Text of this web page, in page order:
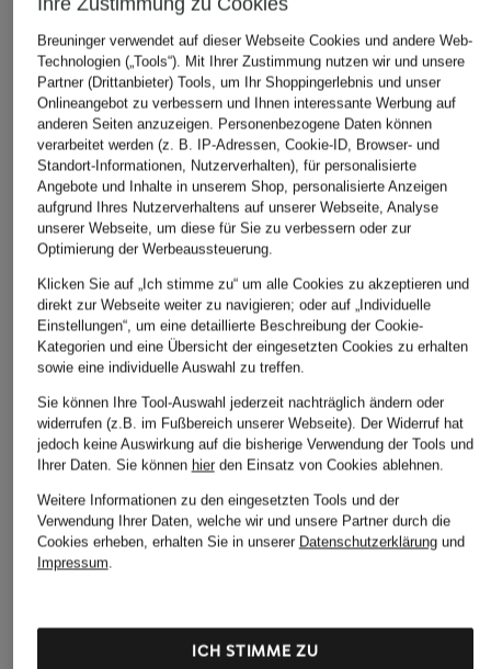
STONE ISLAND
Umhängetasche
Breuninger verwendet auf dieser Webseite Cookies und andere Web-
Technologien („Tools“). Mit Ihrer Zustimmung nutzen wir und unsere
Partner (Drittanbieter) Tools, um Ihr Shoppingerlebnis und unser
Onlineangebot zu verbessern und Ihnen interessante Werbung auf
anderen Seiten anzuzeigen. Personenbezogene Daten können
verarbeitet werden (z. B. IP-Adressen, Cookie-ID, Browser- und
Standort-Informationen, Nutzerverhalten), für personalisierte
Angebote und Inhalte in unserem Shop, personalisierte Anzeigen
aufgrund Ihres Nutzerverhaltens auf unserer Webseite, Analyse
unserer Webseite, um diese für Sie zu verbessern oder zur
Optimierung der Werbeaussteuerung.
Klicken Sie auf „Ich stimme zu“ um alle Cookies zu akzeptieren und
direkt zur Webseite weiter zu navigieren; oder auf „Individuelle
Einstellungen“, um eine detaillierte Beschreibung der Cookie-
Kategorien und eine Übersicht der eingesetzten Cookies zu erhalten
sowie eine individuelle Auswahl zu treffen.
Sie können Ihre Tool-Auswahl jederzeit nachträglich ändern oder
widerrufen (z.B. im Fußbereich unserer Webseite). Der Widerruf hat
jedoch keine Auswirkung auf die bisherige Verwendung der Tools und
Ihrer Daten. Sie können hierden Einsatz von Cookies ablehnen.
Weitere Informationen zu den eingesetzten Tools und der
Verwendung Ihrer Daten, welche wir und unsere Partner durch die
Cookies erheben, erhalten Sie in unserer Datenschutzerklärungund
Impressum.
ICH STIMME ZU